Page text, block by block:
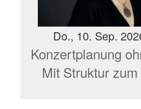
Do., 10. Sep.
Konzertplanung
Mit Struktur